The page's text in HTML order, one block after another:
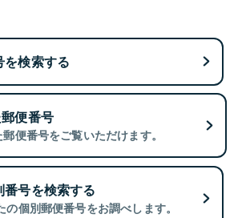
検索する
便番号
便番号をご覧いただけます。
号を検索する
個別郵便番号をお調べします。